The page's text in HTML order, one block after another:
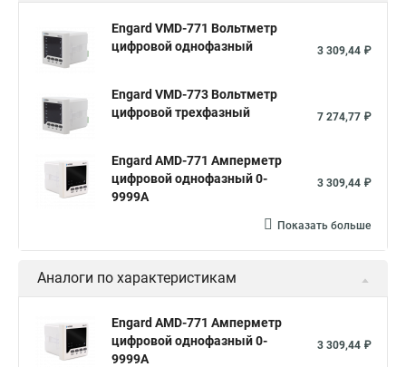
Engard VMD-771 Вольтметр
цифровой однофазный
3 309,44 ₽
Engard VMD-773 Вольтметр
цифровой трехфазный
7 274,77 ₽
Engard AMD-771 Амперметр
цифровой однофазный 0-
9999А
3 309,44 ₽
Показать больше
Аналоги по характеристикам
Engard AMD-771 Амперметр
цифровой однофазный 0-
9999А
3 309,44 ₽